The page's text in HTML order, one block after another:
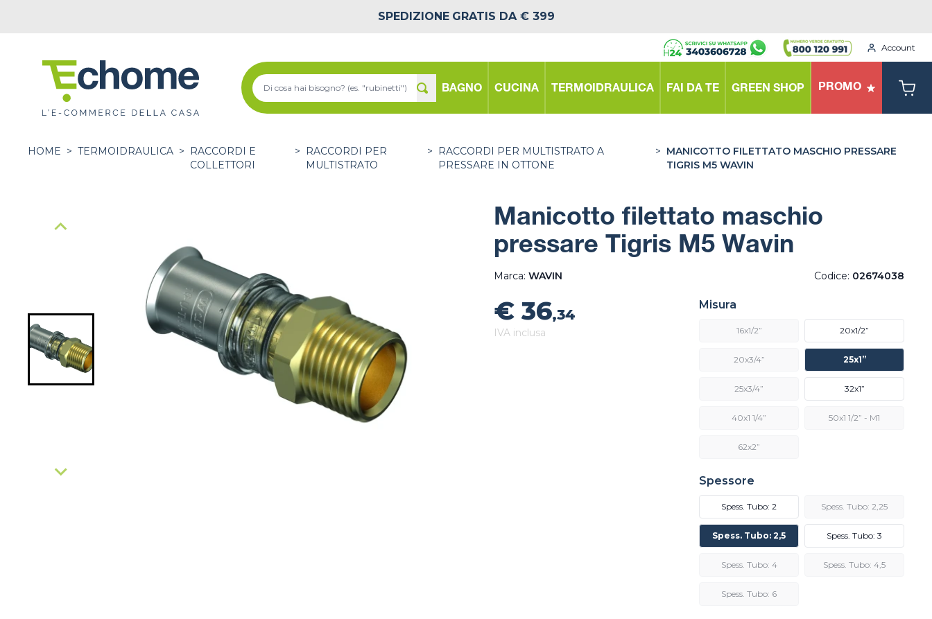
SPEDIZIONE GRATIS DA € 399
Account
BAGNO CUCINA TERMOIDRAULICA FAI DA TE GREEN SHOP PROMO
HOME > TERMOIDRAULICA >
RACCORDI E
COLLETTORI
>
RACCORDI PER
MULTISTRATO
>
RACCORDI PER MULTISTRATO A
PRESSARE IN OTTONE
> MANICOTTO FILETTATO MASCHIO PRESSARE
TIGRIS M5 WAVIN
Manicotto filettato maschio
pressare Tigris M5 Wavin
Marca: WAVIN Codice: 02674038
€ 36,34
IVA inclusa
Misura
16x1/2” 20x1/2”
20x3/4” 25x1”
25x3/4” 32x1”
40x1 1/4” 50x1 1/2” - M1
62x2”
Spessore
Spess. Tubo: 2 Spess. Tubo: 2,25
Spess. Tubo: 2,5 Spess. Tubo: 3
Spess. Tubo: 4 Spess. Tubo: 4,5
Spess. Tubo: 6